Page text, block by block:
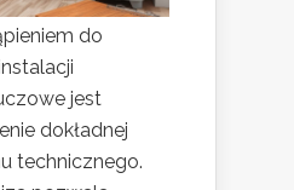
do
jest
dokładnej
technicznego.